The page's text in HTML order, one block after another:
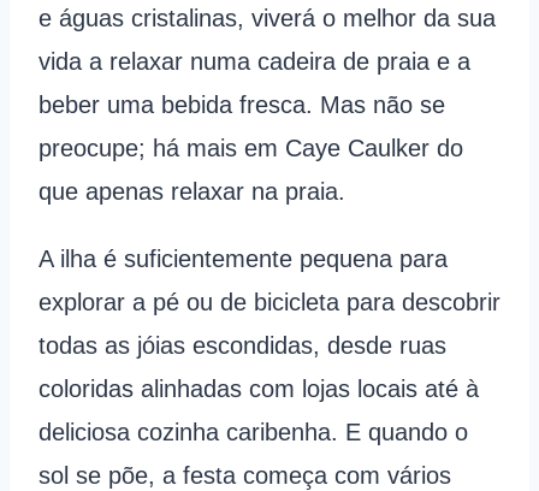
e águas cristalinas, viverá o melhor da sua
vida a relaxar numa cadeira de praia e a
beber uma bebida fresca. Mas não se
preocupe; há mais em Caye Caulker do
que apenas relaxar na praia.
A ilha é suficientemente pequena para
explorar a pé ou de bicicleta para descobrir
todas as jóias escondidas, desde ruas
coloridas alinhadas com lojas locais até à
deliciosa cozinha caribenha. E quando o
sol se põe, a festa começa com vários